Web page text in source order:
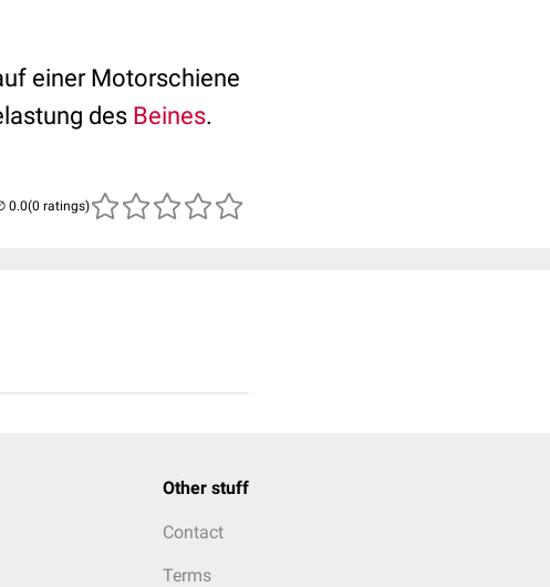
einer Motorschiene
des Beines.
(0 ratings)
Other stuff
Contact
Terms